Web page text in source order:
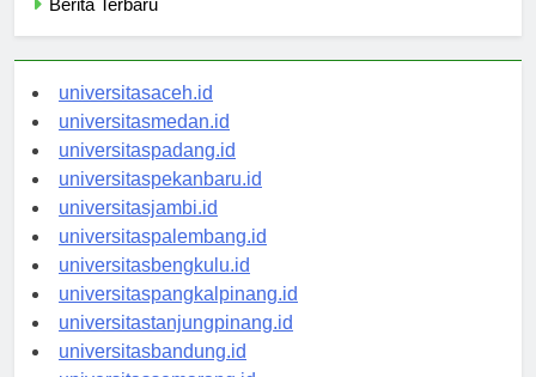
universitasaceh.id
universitasmedan.id
universitaspadang.id
universitaspekanbaru.id
universitasjambi.id
universitaspalembang.id
universitasbengkulu.id
universitaspangkalpinang.id
universitastanjungpinang.id
universitasbandung.id